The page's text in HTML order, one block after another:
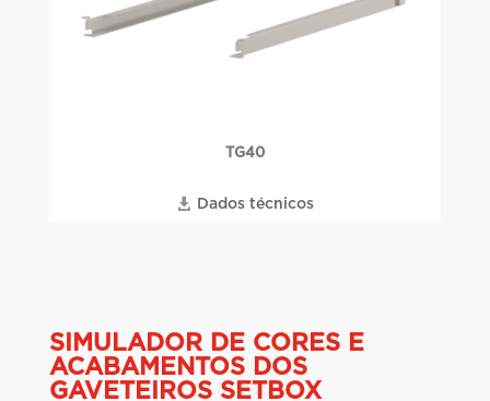
TG40
Dados técnicos
SIMULADOR DE CORES E
ACABAMENTOS DOS
GAVETEIROS SETBOX